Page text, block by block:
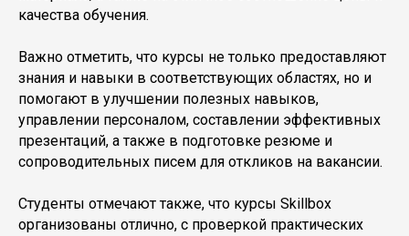
качества обучения.
Важно отметить, что курсы не только предоставляют
знания и навыки в соответствующих областях, но и
помогают в улучшении полезных навыков,
управлении персоналом, составлении эффективных
презентаций, а также в подготовке резюме и
сопроводительных писем для откликов на вакансии.
Студенты отмечают также, что курсы Skillbox
организованы отлично, с проверкой практических